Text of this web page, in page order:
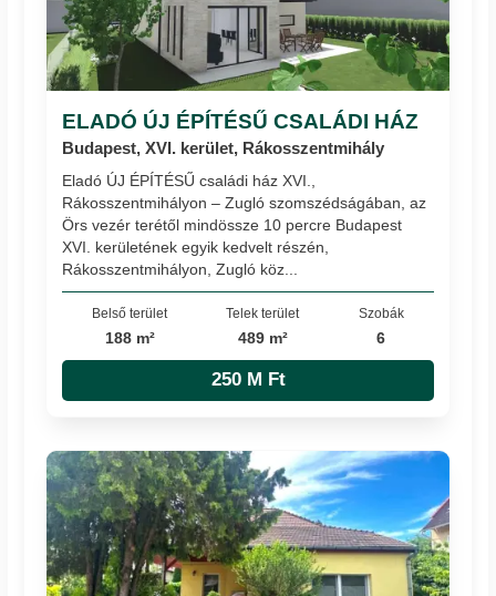
ELADÓ ÚJ ÉPÍTÉSŰ CSALÁDI HÁZ
Budapest, XVI. kerület, Rákosszentmihály
Eladó ÚJ ÉPÍTÉSŰ családi ház XVI.,
Rákosszentmihályon – Zugló szomszédságában, az
Örs vezér terétől mindössze 10 percre Budapest
XVI. kerületének egyik kedvelt részén,
Rákosszentmihályon, Zugló köz...
Belső terület
188 m²
Telek terület
489 m²
Szobák
6
250 M Ft